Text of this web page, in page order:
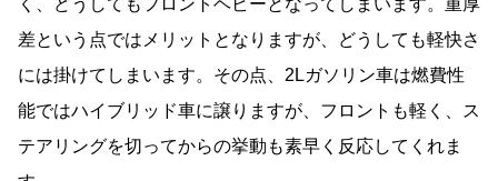
く、どうしてもフロントヘビーとなってしまいます。重厚
差という点ではメリットとなりますが、どうしても軽快さ
には掛けてしまいます。その点、2Lガソリン車は燃費性
能ではハイブリッド車に譲りますが、フロントも軽く、ス
テアリングを切ってからの挙動も素早く反応してくれま